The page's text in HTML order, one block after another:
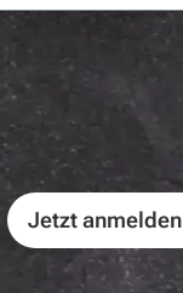
Jetzt anmelden